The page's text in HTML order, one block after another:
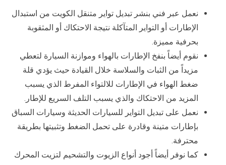
نعمل عبر فني بنشر تبديل تواير متنقل الكويت من استبدال
الإطارات أو التواير المتآكلة نتيجة الاحتكاك أو المثقوبة
بحرفية مميزة.
نقوم أيضاً بنفخ الإطارات بالهواء وموازنة السيارة لتعطي
مزيداً من الثبات والسلاسة خلال القيادة حيث يؤدي قلة
ضغط الهواء في الإطارات للالتواء المفرط الذي يسبب
المزيد من الاحتكاك والذي يسبب التلف السريع للإطار.
نعمل على تبديل التواير للسيارات الحديثة وسيارات السباق
بإطارات متينة وقادرة على تحمل الضغط وتثبيتها بطريقة
محترفة.
كما نوفر أيضاً أجود أنواع الزيوت والتشحيم لتزيت المحرك